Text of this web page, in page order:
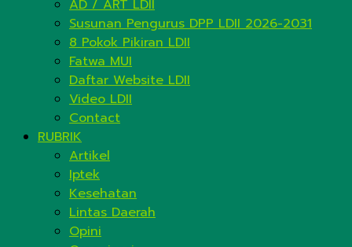
AD / ART LDII
Susunan Pengurus DPP LDII 2026-2031
8 Pokok Pikiran LDII
Fatwa MUI
Daftar Website LDII
Video LDII
Contact
RUBRIK
Artikel
Iptek
Kesehatan
Lintas Daerah
Opini